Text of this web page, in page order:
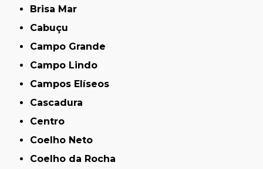
Brisa Mar
Cabuçu
Campo Grande
Campo Lindo
Campos Elíseos
Cascadura
Centro
Coelho Neto
Coelho da Rocha